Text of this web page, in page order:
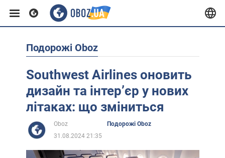
Європа
США
Африка
Подорожі Oboz
Southwest Airlines оновить
дизайн та інтерʼєр у нових
літаках: що зміниться
Oboz
Подорожі Oboz
31.08.2024 21:35